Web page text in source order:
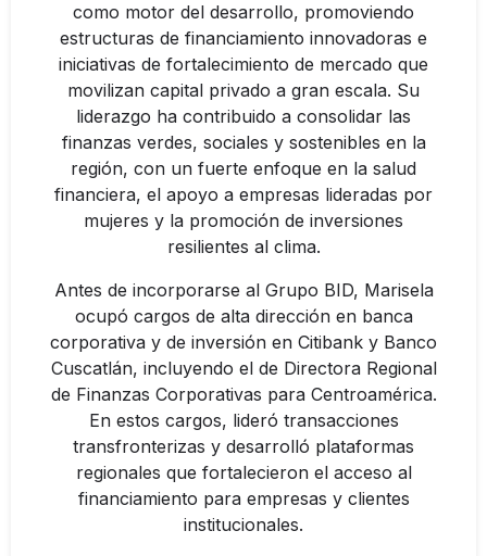
como motor del desarrollo, promoviendo
estructuras de financiamiento innovadoras e
iniciativas de fortalecimiento de mercado que
movilizan capital privado a gran escala. Su
liderazgo ha contribuido a consolidar las
finanzas verdes, sociales y sostenibles en la
región, con un fuerte enfoque en la salud
financiera, el apoyo a empresas lideradas por
mujeres y la promoción de inversiones
resilientes al clima.
Antes de incorporarse al Grupo BID, Marisela
ocupó cargos de alta dirección en banca
corporativa y de inversión en Citibank y Banco
Cuscatlán, incluyendo el de Directora Regional
de Finanzas Corporativas para Centroamérica.
En estos cargos, lideró transacciones
transfronterizas y desarrolló plataformas
regionales que fortalecieron el acceso al
financiamiento para empresas y clientes
institucionales.